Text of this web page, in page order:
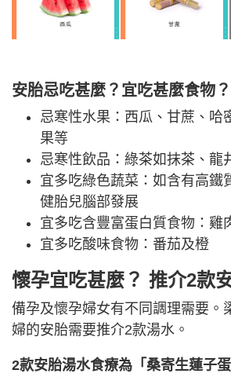
安胎忌吃甚麼？宜吃甚麼食物？
忌寒性水果：西瓜、甘蔗、哈
果等
忌寒性飲品：綠茶如抹茶、龍
宜多吃綠色蔬菜：如含有高鐵
健胎兒腦部發展
宜多吃含豐富蛋白質食物：雞
宜多吃酸味食物：番茄及橙
懷孕宜吃甚麼？ 推介2款
備孕及懷孕婦女有不同調理需要。
婦的安胎需要推介2款湯水。
2款安胎湯水食療為「桑寄生蓮子